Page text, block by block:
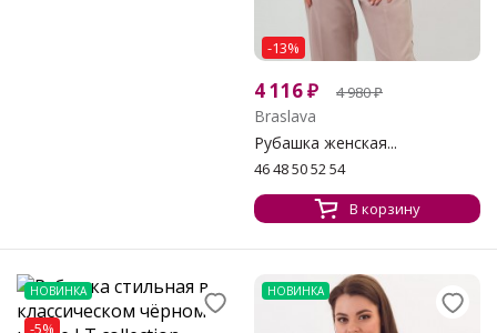
-13%
4 116₽ 4 980₽
Braslava
Рубашка женская...
46 48 50 52 54
В корзину
НОВИНКА
-5%
НОВИНКА